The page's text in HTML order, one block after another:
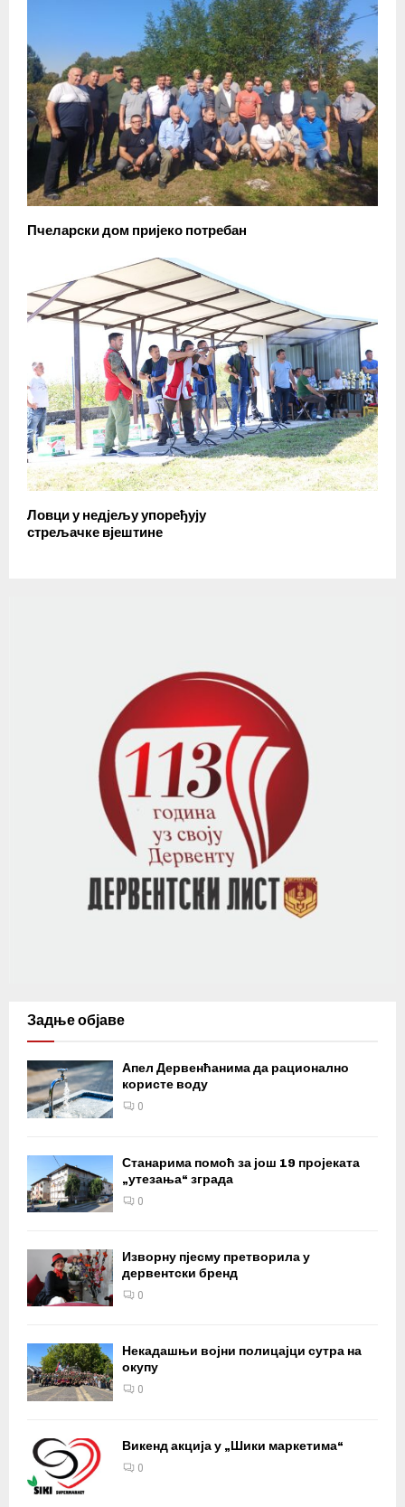
Пчеларски дом пријеко потребан
Ловци у недјељу упоређују
стрељачке вјештине
Задње објаве
Апел Дервенћанима да рационално
користе воду
0
Станарима помоћ за још 19 пројеката
„утезања“ зграда
0
Изворну пјесму претворила у
дервентски бренд
0
Некадашњи војни полицајци сутра на
окупу
0
Викенд акција у „Шики маркетима“
0